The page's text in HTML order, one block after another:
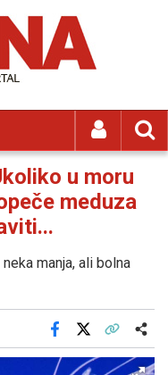
u moru
meduza
manja, ali bolna
Facebook